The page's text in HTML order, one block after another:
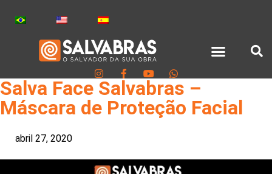
Salva Face Salvabras –
Máscara de Proteção Facial
abril 27, 2020